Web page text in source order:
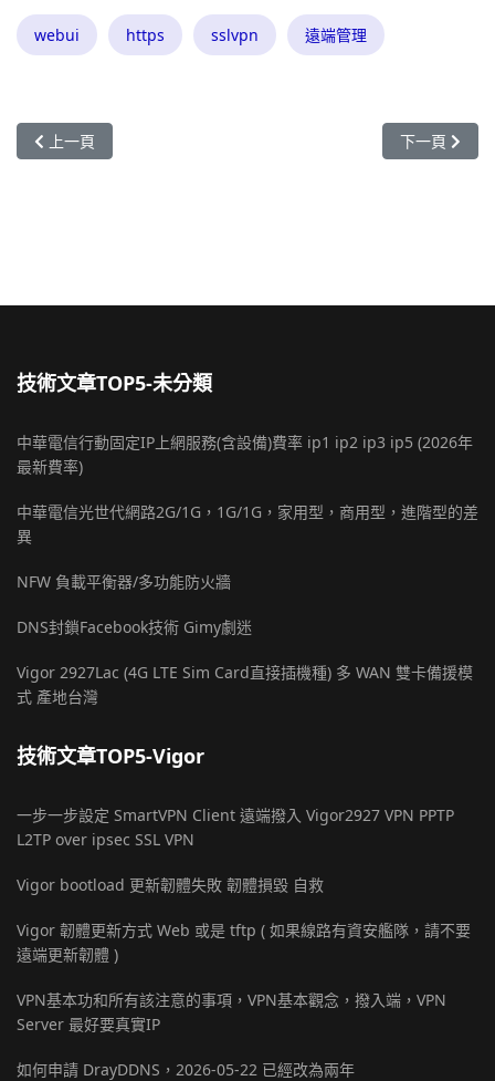
webui https sslvpn 遠端管理
上一篇文章: 我已經開 80 443 port 給內部 IP 了，但為何別人連我
上一頁 下一篇文章:
下一頁
技術文章TOP5-未分類
中華電信行動固定IP上網服務(含設備)費率 ip1 ip2 ip3 ip5 (2026年
最新費率)
中華電信光世代網路2G/1G，1G/1G，家用型，商用型，進階型的差
異
NFW 負載平衡器/多功能防火牆
DNS封鎖Facebook技術 Gimy劇迷
Vigor 2927Lac (4G LTE Sim Card直接插機種) 多 WAN 雙卡備援模
式 產地台灣
技術文章TOP5-Vigor
一步一步設定 SmartVPN Client 遠端撥入 Vigor2927 VPN PPTP
L2TP over ipsec SSL VPN
Vigor bootload 更新韌體失敗 韌體損毀 自救
Vigor 韌體更新方式 Web 或是 tftp ( 如果線路有資安艦隊，請不要
遠端更新韌體 )
VPN基本功和所有該注意的事項，VPN基本觀念，撥入端，VPN
Server 最好要真實IP
如何申請 DrayDDNS，2026-05-22 已經改為兩年